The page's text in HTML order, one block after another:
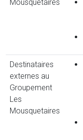
Mousquetaires
Destinataires
externes au
Groupement
Les
Mousquetaires